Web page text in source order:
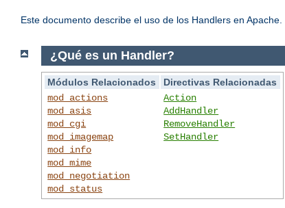
Este documento describe el uso de los Handlers en Apache.
¿Qué es un Handler?
Módulos Relacionados
Directivas Relacionadas
mod_actions
mod_asis
mod_cgi
mod_imagemap
mod_info
mod_mime
mod_negotiation
mod_status
Action
AddHandler
RemoveHandler
SetHandler